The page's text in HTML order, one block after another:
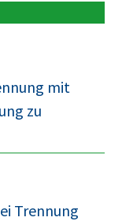
mit
zu
Trennung